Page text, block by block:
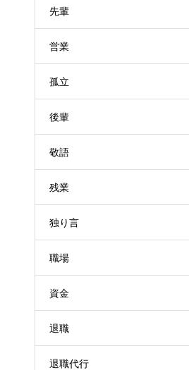
先輩
営業
孤立
後輩
敬語
残業
独り言
職場
資金
退職
退職代行